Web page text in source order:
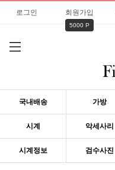
로그인 회원가입
5000 P
국내배송 가방
시계 악세사리
시계정보 검수사진